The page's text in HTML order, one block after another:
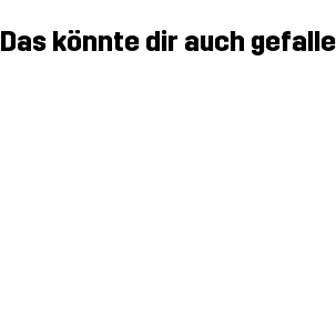
Das könnte dir auch